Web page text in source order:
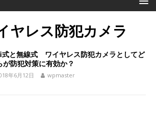
ヤレス防犯カメラ
と無線式 ワイヤレス防犯カメラとしてど
が防犯対策に有効か？
年6月12日 wpmaster